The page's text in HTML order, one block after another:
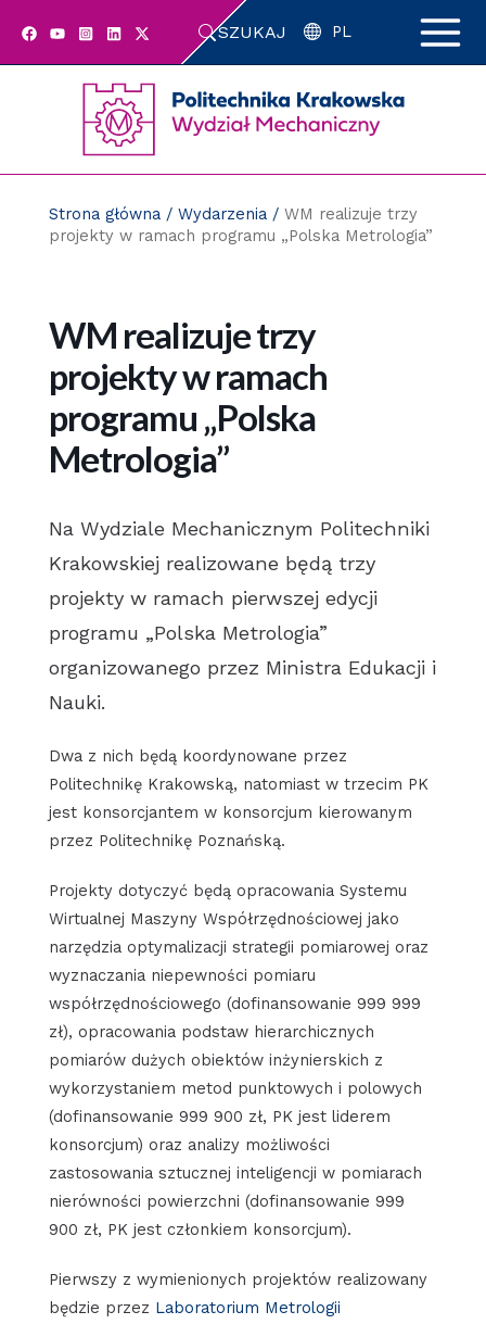
SZUKAJ PL
Strona główna/ Wydarzenia/ WM realizuje trzy
projekty w ramach programu „Polska Metrologia”
WM realizuje trzy
projekty w ramach
programu „Polska
Metrologia”
Na Wydziale Mechanicznym Politechniki
Krakowskiej realizowane będą trzy
projekty w ramach pierwszej edycji
programu „Polska Metrologia”
organizowanego przez Ministra Edukacji i
Nauki.
Dwa z nich będą koordynowane przez
Politechnikę Krakowską, natomiast w trzecim PK
jest konsorcjantem w konsorcjum kierowanym
przez Politechnikę Poznańską.
Projekty dotyczyć będą opracowania Systemu
Wirtualnej Maszyny Współrzędnościowej jako
narzędzia optymalizacji strategii pomiarowej oraz
wyznaczania niepewności pomiaru
współrzędnościowego (dofinansowanie 999 999
zł), opracowania podstaw hierarchicznych
pomiarów dużych obiektów inżynierskich z
wykorzystaniem metod punktowych i polowych
(dofinansowanie 999 900 zł, PK jest liderem
konsorcjum) oraz analizy możliwości
zastosowania sztucznej inteligencji w pomiarach
nierówności powierzchni (dofinansowanie 999
900 zł, PK jest członkiem konsorcjum).
Pierwszy z wymienionych projektów realizowany
będzie przez Laboratorium Metrologii